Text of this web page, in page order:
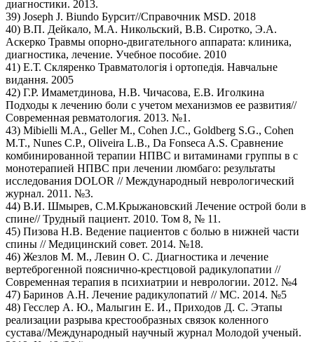
диагностики. 2013.
39) Joseph J. Biundo Бурсит//Справочник MSD. 2018
40) В.П. Дейкало, М.А. Никольский, В.В. Сиротко, Э.А.
Аскерко Травмы опорно-двигательного аппарата: клиника,
диагностика, лечение. Учебное пособие. 2010
41) Е.Т. Скляренко Травматологiя i ортопедiя. Навчальне
видання. 2005
42) Г.Р. Имаметдинова, Н.В. Чичасова, Е.В. Иголкина
Подходы к лечению боли с учетом механизмов ее развития//
Современная ревматология. 2013. №1.
43) Mibielli M.A., Geller M., Cohen J.С., Goldberg S.G., Cohen
M.T., Nunes C.P., Oliveira L.B., Da Fonseca A.S. Сравнение
комбинированной терапии НПВС и витаминами группы в с
монотерапией НПВС при лечении люмбаго: результаты
исследования DOLOR // Международный неврологический
журнал. 2011. №3.
44) В.И. Шмырев, С.М.Крыжановский Лечение острой боли в
спине// Трудный пациент. 2010. Том 8, № 11.
45) Пизова Н.В. Ведение пациентов с болью в нижней части
спины // Медицинский совет. 2014. №18.
46) Жезлов М. М., Левин О. С. Диагностика и лечение
вертеброгенной пояснично-крестцовой радикулопатии //
Современная терапия в психиатрии и неврологии. 2012. №4
47) Баринов А.Н. Лечение радикулопатий // МС. 2014. №5
48) Гесслер А. Ю., Малыгин Е. И., Приходов Д. С. Этапы
реализации разрыва крестообразных связок коленного
сустава//Международный научный журнал Молодой ученый.